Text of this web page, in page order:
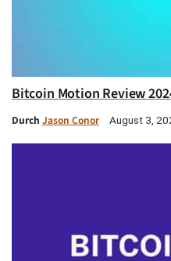
Bitcoin Motion Review
Durch Jason Conor August 3,